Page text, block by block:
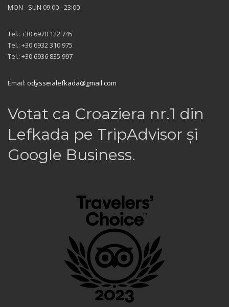
MON - SUN 09:00 - 23:00
Tel.: +30 6970 122 745
Tel.: +30 6932 310 975
Tel.: +30 6936 835 997
Email: odysseialefkada@gmail.com
Votat ca Croaziera nr.1 din
Lefkada pe TripAdvisor și
Google Business.